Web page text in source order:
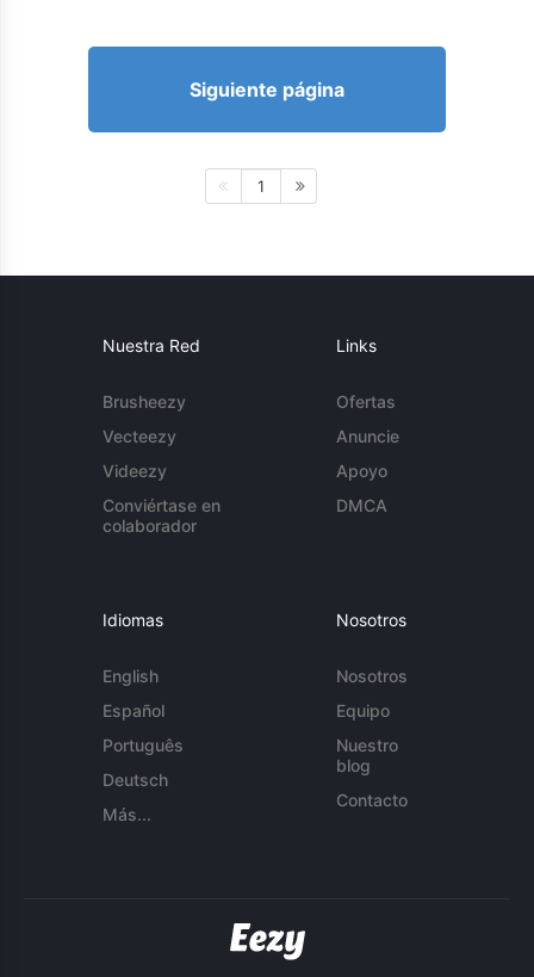
Siguiente página
1
Nuestra Red
Brusheezy
Vecteezy
Videezy
Conviértase en
colaborador
Links
Ofertas
Anuncie
Apoyo
DMCA
Idiomas
English
Español
Português
Deutsch
Más...
Nosotros
Nosotros
Equipo
Nuestro
blog
Contacto